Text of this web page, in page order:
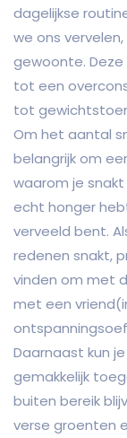
dagelijkse
we ons
gewoonte.
tot een
tot
Om het aantal
belangrijk om
waarom je
echt honger
verveeld bent.
redenen snakt,
vinden om met
met een
Daarnaast kun
gemakkelijk
buiten bereik
verse groenten